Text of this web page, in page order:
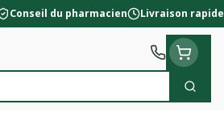
Conseil du pharmacien Livraison rapide